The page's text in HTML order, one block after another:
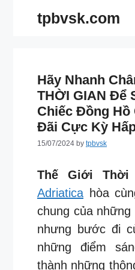
tpbvsk.com
Hãy Nhanh
THỜI GIAN Để
Chiếc Đồng Hồ
Đãi Cực Kỳ
15/07/2024 by tpbvsk
Thế Giới Thời
Adriatica hòa
chung của
nhưng bước đi
những điểm
thành những